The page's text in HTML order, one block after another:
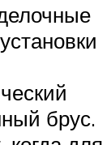
брус.